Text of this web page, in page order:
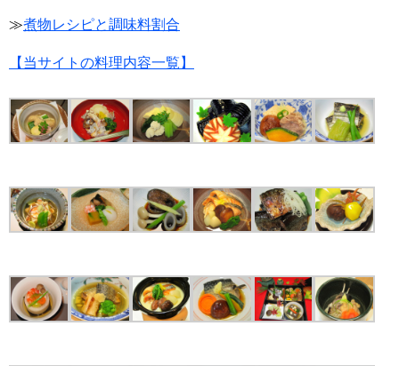
≫煮物レシピと調味料割合
【当サイトの料理内容一覧】